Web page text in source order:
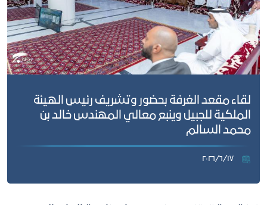
لقاء مقعد الغرفة بحضور وتشريف رئيس الهيئة
الملكية للجبيل وينبع معالي المهندس خالد بن
محمد السالم
١٧‏/٦‏/٢٠٢٦